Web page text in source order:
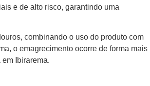
e de alto risco, garantindo uma
combinando o uso do produto com
o emagrecimento ocorre de forma mais
Ibirarema.